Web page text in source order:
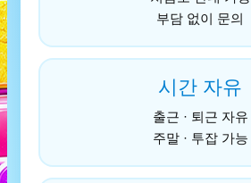
부담 없이 문의
시간 자유
출근 · 퇴근 자유
주말 · 투잡 가능